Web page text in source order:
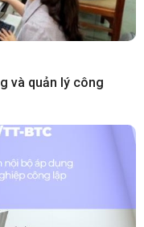
và quản lý công